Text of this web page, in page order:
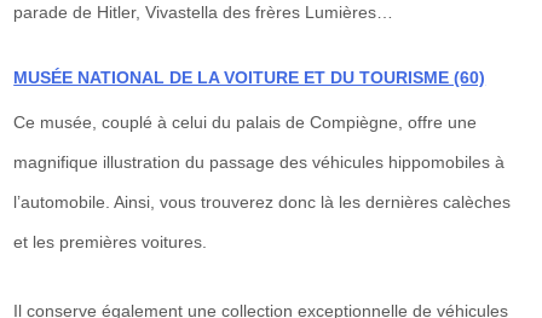
parade de Hitler, Vivastella des frères Lumières…
MUSÉE NATIONAL DE LA VOITURE ET DU TOURISME (60)
Ce musée, couplé à celui du palais de Compiègne, offre une
magnifique illustration du passage des véhicules hippomobiles à
l’automobile. Ainsi, vous trouverez donc là les dernières calèches
et les premières voitures.
Il conserve également une collection exceptionnelle de véhicules